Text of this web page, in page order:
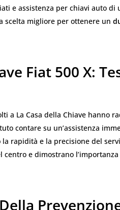
e assistenza per chiavi auto di
scelta migliore per ottenere un
Fiat 500 X:
a La Casa della Chiave hanno
contare su un’assistenza
rapidità e la precisione del
centro e dimostrano